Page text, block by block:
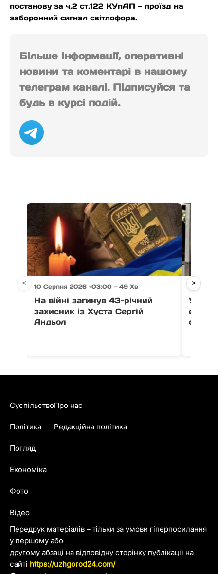
постанову за ч.2 ст.122 КУпАП — проїзд на
заборонний сигнал світлофора.
Більше інформації, оперативні
новини та коментарі в нашому
телеграм каналі. Підписуйся та
будь в курсі подій.
10 Серпня 2026 +03:00 — 49 Хв
На війні загинув 43-річний
захисник із Хуста Сергій
Андьол
10
У
< >
Передрук матеріалів – тільки за умови гіперпосилання
у першому або
другому абзаці на відповідну сторінку публікації на
сайті https://uzhgorod24.com/
Суспільство
Політика
Погляд
Економіка
Фото
Відео
Про нас
Редакційна політика